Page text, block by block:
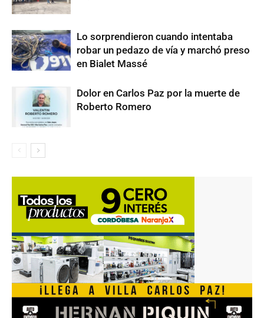
Lo sorprendieron cuando intentaba
robar un pedazo de vía y marchó preso
en Bialet Massé
Dolor en Carlos Paz por la muerte de
Roberto Romero